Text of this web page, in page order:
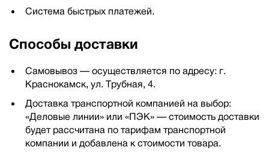
Система быстрых платежей.
Способы доставки
Самовывоз — осуществляется по адресу: г.
Краснокамск, ул. Трубная, 4.
Доставка транспортной компанией на выбор:
«Деловые линии» или «ПЭК» — стоимость доставки
будет рассчитана по тарифам транспортной
компании и добавлена к стоимости товара.